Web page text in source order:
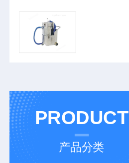
PRODUCT
产品分类